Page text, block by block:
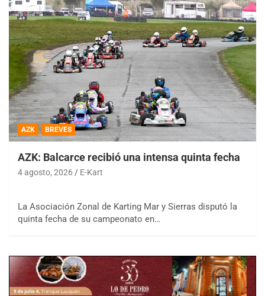
AZK BREVES
AZK: Balcarce recibió una intensa quinta fecha
4 agosto, 2026 E-Kart
La Asociación Zonal de Karting Mar y Sierras disputó la
quinta fecha de su campeonato en…